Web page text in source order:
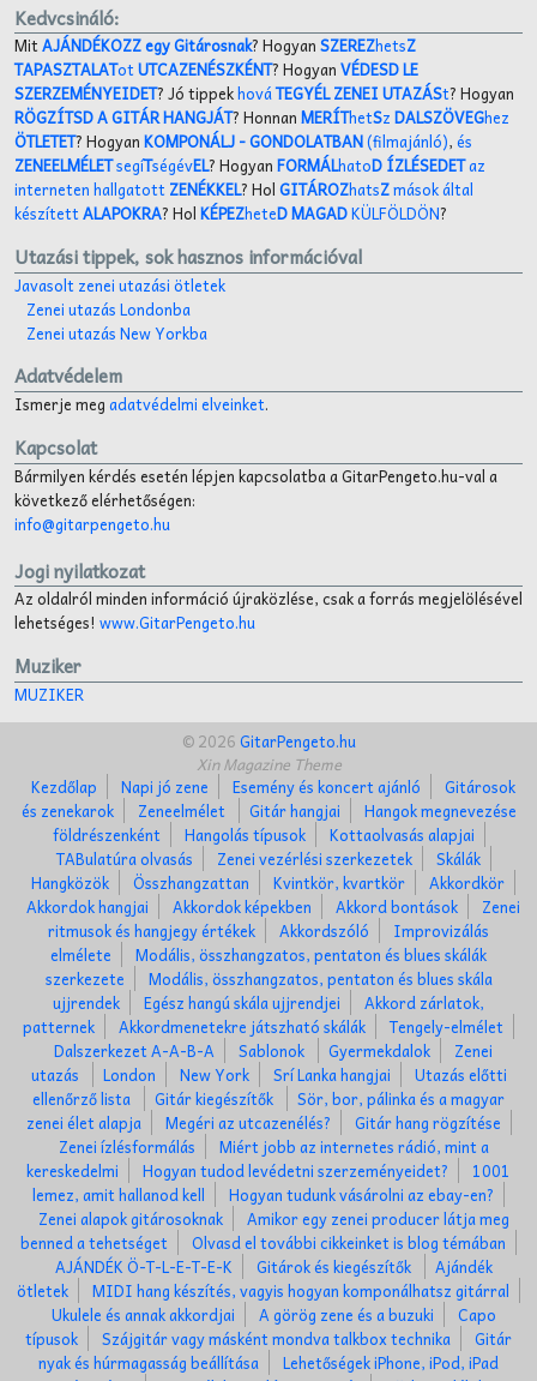
Kedvcsináló:
MitAJÁNDÉKOZZ egy Gitárosnak? HogyanSZEREZhetsZ
TAPASZTALATotUTCAZENÉSZKÉNT? HogyanVÉDESD LE
SZERZEMÉNYEIDET? Jó tippekhováTEGYÉL ZENEI UTAZÁSt? Hogyan
RÖGZÍTSD A GITÁR HANGJÁT? HonnanMERÍThetSzDALSZÖVEGhez
ÖTLETET? HogyanKOMPONÁLJ- GONDOLATBAN(filmajánló),és
ZENEELMÉLETsegíTségévEL? HogyanFORMÁLhatoD ÍZLÉSEDETaz
interneten hallgatott ZENÉKKEL? HolGITÁROZhatsZmások által
készítettALAPOKRA? HolKÉPEZheteD MAGADKÜLFÖLDÖN?
Utazási tippek, sok hasznos információval
Javasolt zenei utazási ötletek
Zenei utazás Londonba
Zenei utazás New Yorkba
Adatvédelem
Ismerje megadatvédelmi elveinket.
Kapcsolat
Bármilyen kérdés esetén lépjen kapcsolatba a GitarPengeto.hu-val a
következő elérhetőségen:
info@gitarpengeto.hu
Jogi nyilatkozat
Az oldalról minden információ újraközlése, csak a forrás megjelölésével
lehetséges! www.GitarPengeto.hu
Muziker
MUZIKER
© 2026GitarPengeto.hu
Xin Magazine Theme
Kezdőlap
Napi jó zene Esemény és koncert ajánló
Gitárosok
és zenekarok
Zeneelmélet Gitár hangjai
Hangok megnevezése
földrészenként
Hangolás típusok
Kottaolvasás alapjai
TABulatúra olvasás
Zenei vezérlési szerkezetek
Skálák
Hangközök
Összhangzattan Kvintkör, kvartkör
Akkordkör
Akkordok hangjai
Akkordok képekben Akkord bontások
Zenei
ritmusok és hangjegy értékek
Akkordszóló
Improvizálás
elmélete
Modális, összhangzatos, pentaton és blues skálák
szerkezete
Modális, összhangzatos, pentaton és blues skála
ujjrendek
Egész hangú skála ujjrendjei
Akkord zárlatok,
patternek
Akkordmenetekre játszható skálák
Tengely-elmélet
Dalszerkezet A-A-B-A
Sablonok Gyermekdalok
Zenei
utazás
London New York Srí Lanka hangjai
Utazás előtti
ellenőrző lista
Gitár kiegészítők
Sör, bor, pálinka és a magyar
zenei élet alapja
Megéri az utcazenélés?
Gitár hang rögzítése
Zenei ízlésformálás
Miért jobb az internetes rádió, mint a
kereskedelmi
Hogyan tudod levédetni szerzeményeidet?
1001
lemez, amit hallanod kell
Hogyan tudunk vásárolni az ebay-en?
Zenei alapok gitárosoknak
Amikor egy zenei producer látja meg
benned a tehetséget
Olvasd el további cikkeinket is blog témában
AJÁNDÉK Ö-T-L-E-T-E-K
Gitárok és kiegészítők
Ajándék
ötletek
MIDI hang készítés, vagyis hogyan komponálhatsz gitárral
Ukulele és annak akkordjai
A görög zene és a buzuki
Capo
típusok
Szájgitár vagy másként mondva talkbox technika
Gitár
nyak és húrmagasság beállítása
Lehetőségek iPhone, iPod, iPad